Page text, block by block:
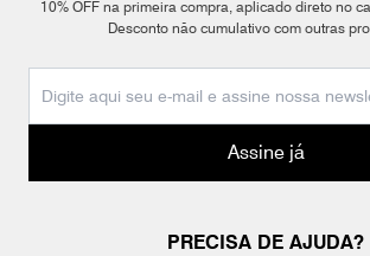
10% OFF na primeira compra, aplicado direto no
Desconto não cumulativo com outras
Assine já
PRECISA DE AJUDA?